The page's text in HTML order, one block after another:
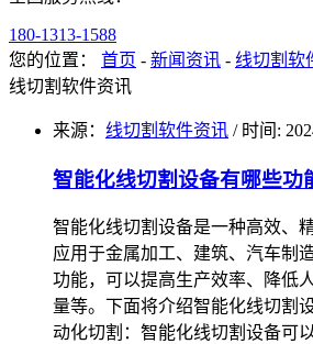
180-1313-1588
您的位置： 首页 - 新闻资讯 - 线切割软
线切割软件资讯
来源： 线切割软件资讯 / 时间:
智能化线切割设备有哪些功
智能化线切割设备是一种高效、
应用于金属加工、建筑、汽车制
功能，可以提高生产效率、降低
量等。下面将介绍智能化线切割
动化切割：智能化线切割设备可